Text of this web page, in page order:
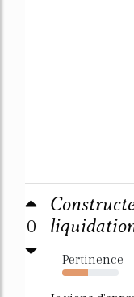
0
Pertinence
46%